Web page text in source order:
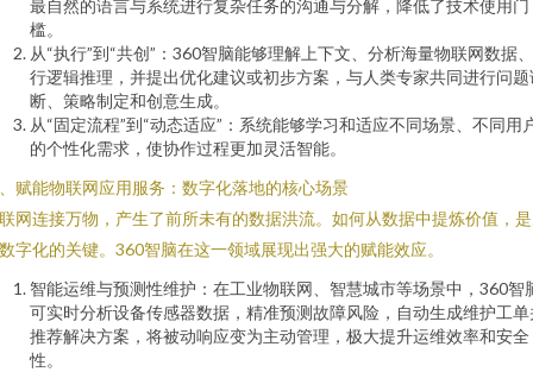
最自然的语言与系统进行复杂任务的沟通与分解，降低了技术使用门
槛。
从“执行”到“共创”：360智脑能够理解上下文、分析海量物联网数据
行逻辑推理，并提出优化建议或初步方案，与人类专家共同进行问题
断、策略制定和创意生成。
从“固定流程”到“动态适应”：系统能够学习和适应不同场景、不同用
的个性化需求，使协作过程更加灵活智能。
赋能物联网应用服务：数字化落地的核心场景
网连接万物，产生了前所未有的数据洪流。如何从数据中提炼价值，
字化的关键。360智脑在这一领域展现出强大的赋能效应。
智能运维与预测性维护：在工业物联网、智慧城市等场景中，360智
可实时分析设备传感器数据，精准预测故障风险，自动生成维护工单
推荐解决方案，将被动响应变为主动管理，极大提升运维效率和安全
性。